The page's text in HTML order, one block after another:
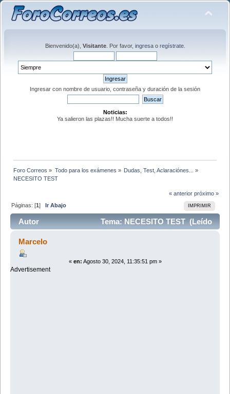
Bienvenido(a), Visitante. Por favor, ingresao regístrate.
Ingresar con nombre de usuario, contraseña y duración de la sesión
Noticias:
Ya salieron las plazas!! Mucha suerte a todos!!
Foro Correos » Todo para los exámenes » Dudas, Test, Aclaraciónes...
»
NECESITO TEST
« anterior próximo »
IMPRIMIR
Páginas: [1]Ir Abajo
Autor
Tema: NECESITO TEST (Leído
3024 veces)
Marcelo
« en: Agosto 30, 2024, 11:35:51 pm »
Advertisement